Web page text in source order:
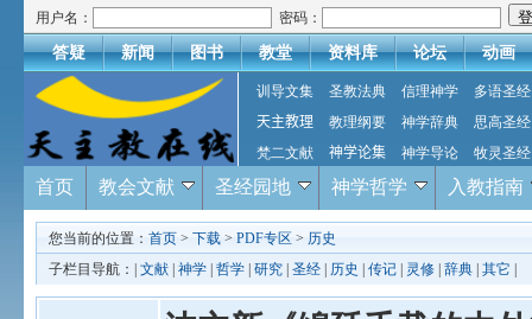
用户名： 密码：
答疑 新闻 图书 教堂 资料库 论坛 动画
训导文集 圣教法典 信理神学
多语圣经
天主教理
教理纲要 神学辞典
思高圣经
梵二文献
神学论集 神学导论 牧灵圣经
首页 教会文献 圣经园地 神学哲学 入教指南
您当前的位置： 首页 > 下载 > PDF专区 > 历史
子栏目导航：| 文献 神学 哲学 研究 圣经 历史 传记 灵修 辞典 其它